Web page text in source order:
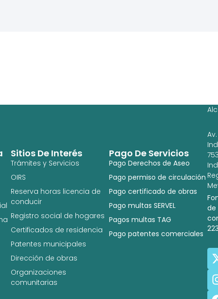
Pago De Servicios
Pago Derechos de Aseo
Pago permiso de circulación
Pago certificado de obras
Pago multas SERVEL
Pagos multas TAG
Pago patentes comerciales
Sitios De Interés
Trámites y Servicios
OIRS
Reserva horas licencia de
conducir
Registro social de hogares
Certificados de residencia
Patentes municipales
Dirección de obras
Organizaciones
comunitarias
Av.
de